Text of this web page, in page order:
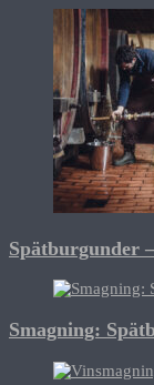
Spätburgunder
Smagning: